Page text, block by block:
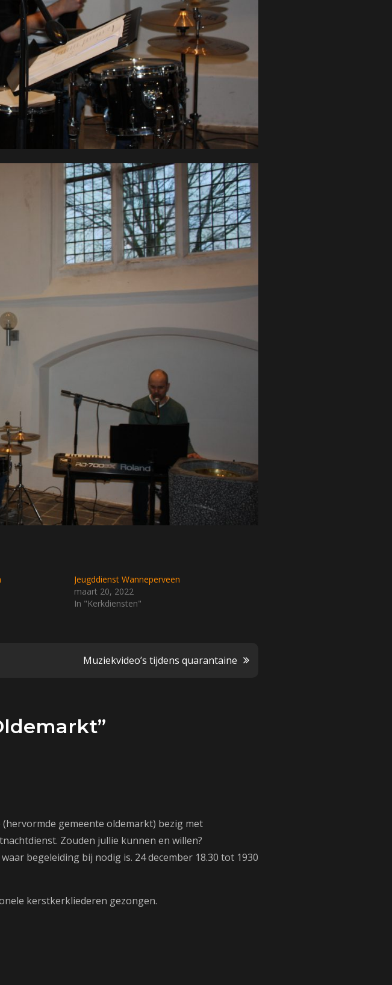
Jeugddienst Wanneperveen
maart 20, 2022
In "Kerkdiensten"
Muziekvideo’s tijdens quarantaine
gemeente oldemarkt) bezig met
Zouden jullie kunnen en willen?
begeleiding bij nodig is. 24 december 18.30 tot 1930
kerstkerkliederen gezongen.